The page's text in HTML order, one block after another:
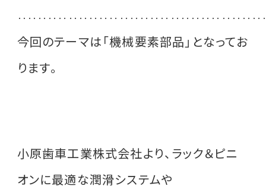
今回のテーマは「機械要素部品」となってお
ります。
小原歯車工業株式会社より、ラック＆ピニ
オンに最適な潤滑システムや